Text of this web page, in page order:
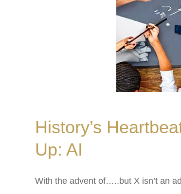
History’s
Up: AI
With the advent of…..but X isn’t an